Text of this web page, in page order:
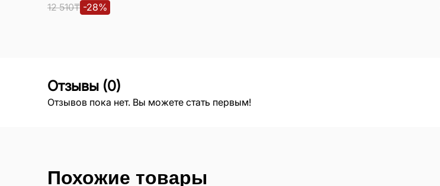
12 510₸ -28%
Отзывы (0)
Отзывов пока нет. Вы можете стать первым!
Похожие товары